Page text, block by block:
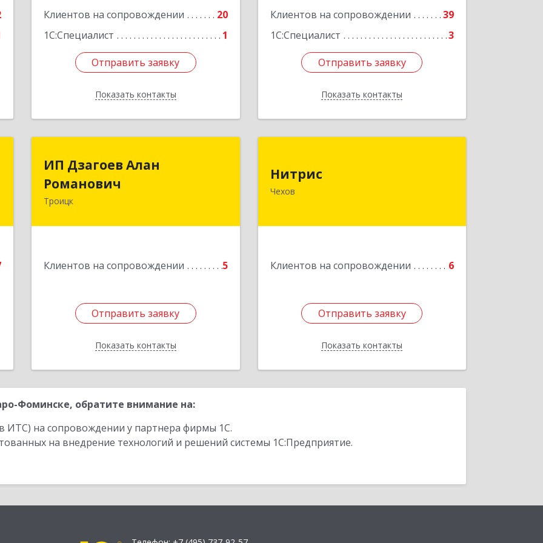
Клиентов на сопровождении
20
1С:Специалист
1
Отправить заявку
Показать контакты
Отправить заявку
Назад
Клиентов на сопровождении
39
1С:Специалист
3
Отправить заявку
Показать контакты
Отправить заявку
Назад
ИП Дзагоев Алан
Романович
Троицк
Клиентов на сопровождении 5
Отправить заявку
Показать контакты
Романович
Отправить заявку
Назад
Нитрис
Чехов
Клиентов на сопровождении 6
Отправить заявку
Показать контакты
142350, Московская обл, Чехов м.о.,
Столбовая пгт, Серпуховская ул, дом
Отправить заявку
Назад
Фоминске, обратите внимание на:
ИТС) на сопровождении у партнера фирмы 1С.
на внедрение технологий и решений системы 1С:Предприятие.